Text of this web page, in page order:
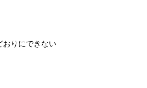
おりにできない